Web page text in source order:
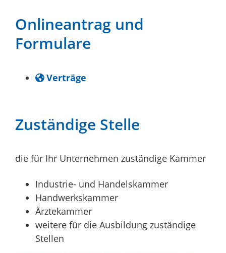
Onlineantrag und
Formulare
Verträge
Zuständige Stelle
die für Ihr Unternehmen zuständige Kammer
Industrie- und Handelskammer
Handwerkskammer
Ärztekammer
weitere für die Ausbildung zuständige
Stellen